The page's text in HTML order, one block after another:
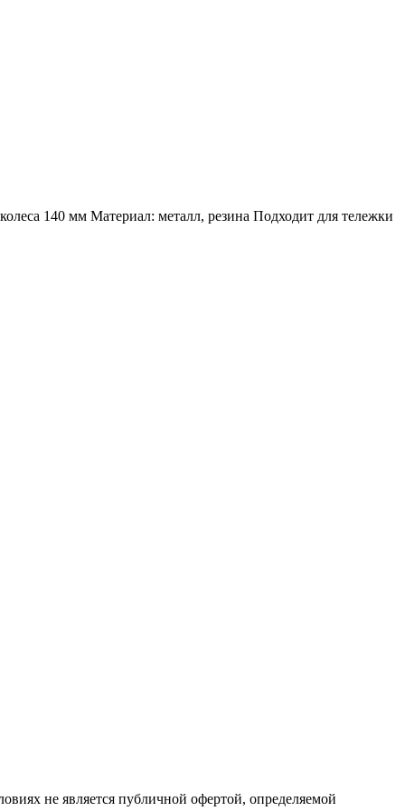
140 мм Материал: металл, резина Подходит для тележки
не является публичной офертой, определяемой